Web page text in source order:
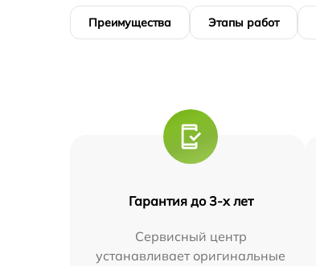
Преимущества Этапы работ
Гарантия до 3-х лет
Сервисный центр
устанавливает оригинальные